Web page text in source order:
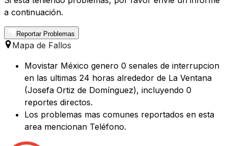
a continuación.
Reportar Problemas
Mapa de Fallos
Movistar México genero 0 senales de interrupcion
en las ultimas 24 horas alrededor de La Ventana
(Josefa Ortiz de Domínguez), incluyendo 0
reportes directos.
Los problemas mas comunes reportados en esta
area mencionan Teléfono.